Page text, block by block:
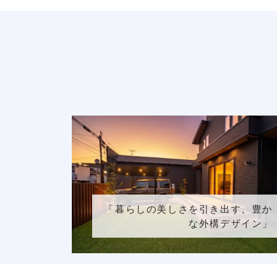
「暮らしの美しさを引き出す、豊か
な外構デザイン」